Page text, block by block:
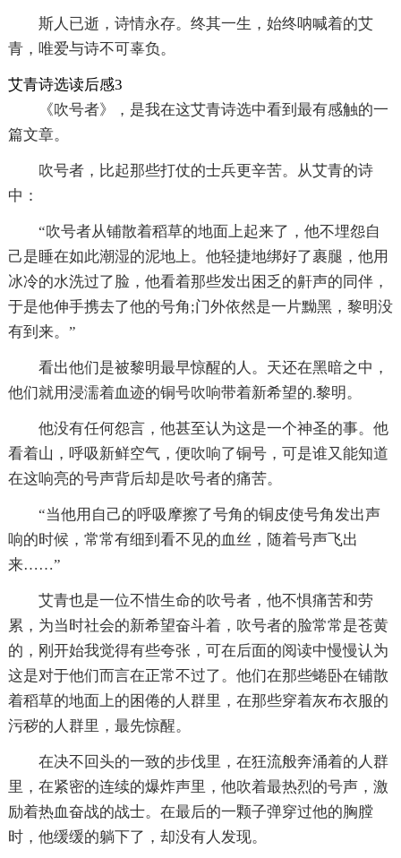
斯人已逝，诗情永存。终其一生，始终呐喊着的艾
青，唯爱与诗不可辜负。
艾青诗选读后感3
《吹号者》，是我在这艾青诗选中看到最有感触的一
篇文章。
吹号者，比起那些打仗的士兵更辛苦。从艾青的诗
中：
“吹号者从铺散着稻草的地面上起来了，他不埋怨自
己是睡在如此潮湿的泥地上。他轻捷地绑好了裹腿，他用
冰冷的水洗过了脸，他看着那些发出困乏的鼾声的同伴，
于是他伸手携去了他的号角;门外依然是一片黝黑，黎明没
有到来。”
看出他们是被黎明最早惊醒的人。天还在黑暗之中，
他们就用浸濡着血迹的铜号吹响带着新希望的.黎明。
他没有任何怨言，他甚至认为这是一个神圣的事。他
看着山，呼吸新鲜空气，便吹响了铜号，可是谁又能知道
在这响亮的号声背后却是吹号者的痛苦。
“当他用自己的呼吸摩擦了号角的铜皮使号角发出声
响的时候，常常有细到看不见的血丝，随着号声飞出
来……”
艾青也是一位不惜生命的吹号者，他不惧痛苦和劳
累，为当时社会的新希望奋斗着，吹号者的脸常常是苍黄
的，刚开始我觉得有些夸张，可在后面的阅读中慢慢认为
这是对于他们而言在正常不过了。他们在那些蜷卧在铺散
着稻草的地面上的困倦的人群里，在那些穿着灰布衣服的
污秽的人群里，最先惊醒。
在决不回头的一致的步伐里，在狂流般奔涌着的人群
里，在紧密的连续的爆炸声里，他吹着最热烈的号声，激
励着热血奋战的战士。在最后的一颗子弹穿过他的胸膛
时，他缓缓的躺下了，却没有人发现。